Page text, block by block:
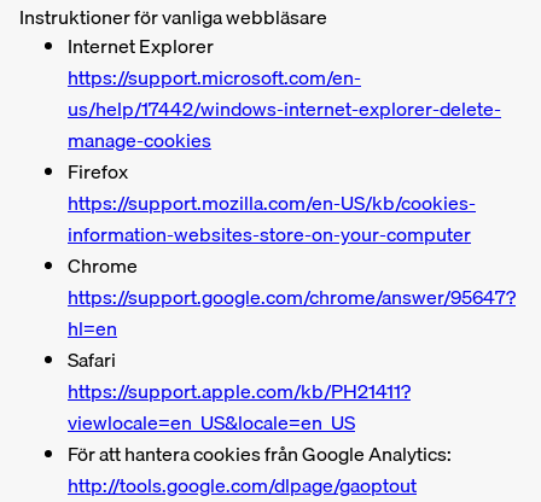
Instruktioner för vanliga webbläsare
Internet Explorer
https://support.microsoft.com/en-
us/help/17442/windows-internet-explorer-delete-
manage-cookies
Firefox
https://support.mozilla.com/en-US/kb/cookies-
information-websites-store-on-your-computer
Chrome
https://support.google.com/chrome/answer/95647?
hl=en
Safari
https://support.apple.com/kb/PH21411?
viewlocale=en_US&locale=en_US
För att hantera cookies från Google Analytics:
http://tools.google.com/dlpage/gaoptout